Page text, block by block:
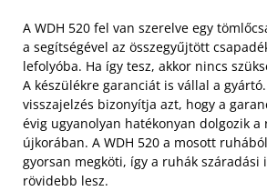
A WDH 520 fel van szerelve egy
a segítségével az összegyűjtött
lefolyóba. Ha így tesz, akkor nincs
A készülékre garanciát is vállal a
visszajelzés bizonyítja azt, hogy a
évig ugyanolyan hatékonyan dolgozik
újkorában. A WDH 520 a mosott
gyorsan megköti, így a ruhák száradási
rövidebb lesz.